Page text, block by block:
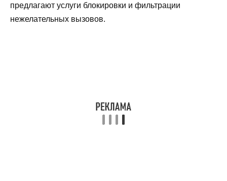
предлагают услуги блокировки и фильтрации
нежелательных вызовов.